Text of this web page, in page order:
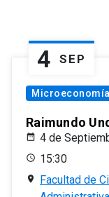
4 SEP
Raimundo
4 de
15:30
Facultad de